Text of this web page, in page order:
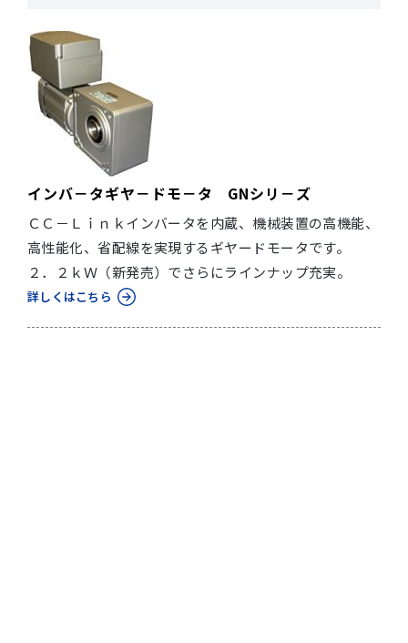
インバ－タギヤ－ドモ－タ GNシリ－ズ
ＣＣ－Ｌｉｎｋインバータを内蔵、機械装置の高機能、
高性能化、省配線を実現するギヤードモータです。
２．２ｋＷ（新発売）でさらにラインナップ充実。
詳しくはこちら